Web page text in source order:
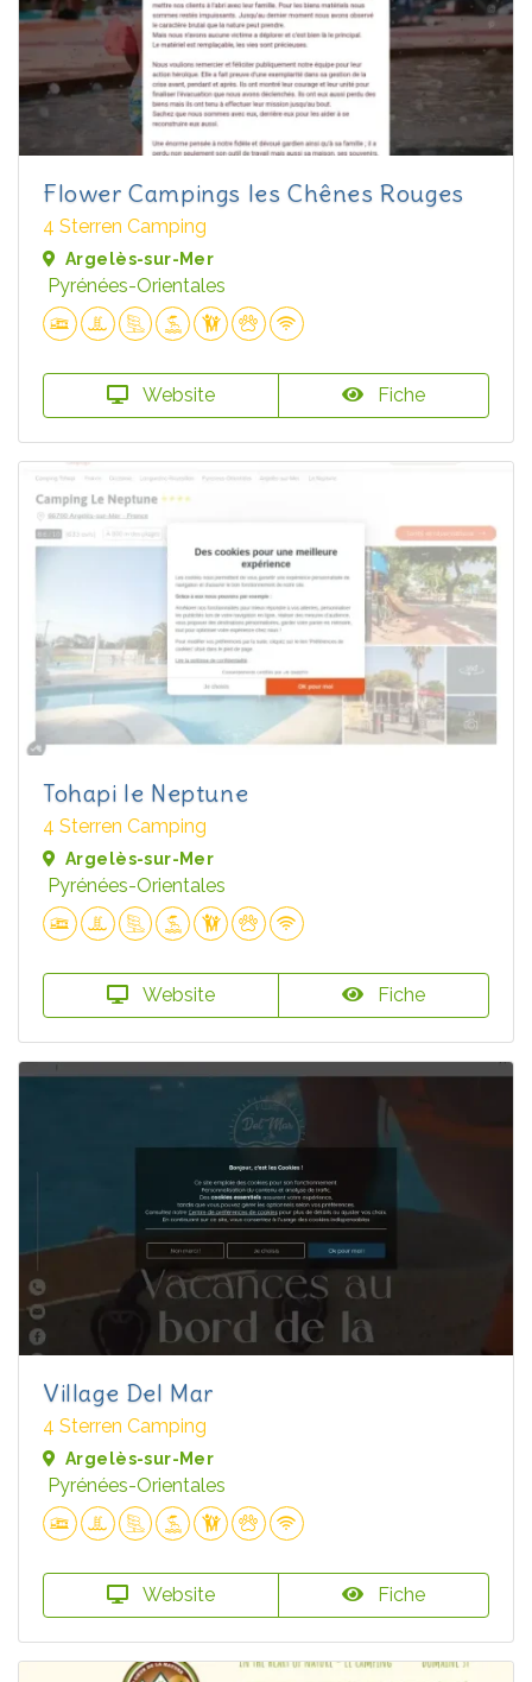
Flower Campings les Chênes Rouges
4 Sterren Camping
Argelès-sur-Mer
Pyrénées-Orientales
Website Fiche
Tohapi le Neptune
4 Sterren Camping
Argelès-sur-Mer
Pyrénées-Orientales
Website Fiche
Village Del Mar
4 Sterren Camping
Argelès-sur-Mer
Pyrénées-Orientales
Website Fiche